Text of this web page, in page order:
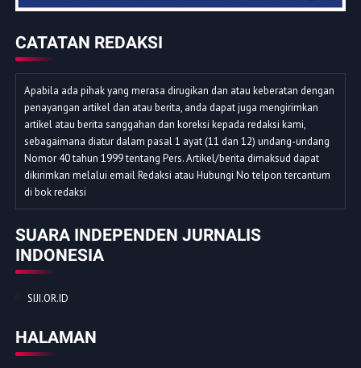
CATATAN REDAKSI
Apabila ada pihak yang merasa dirugikan dan atau keberatan dengan
penayangan artikel dan atau berita, anda dapat juga mengirimkan
artikel atau berita sanggahan dan koreksi kepada redaksi kami,
sebagaimana diatur dalam pasal 1 ayat (11 dan 12) undang-undang
Nomor 40 tahun 1999 tentang Pers. Artikel/berita dimaksud dapat
dikirimkan melalui email Redaksi atau Hubungi No telpon tercantum
di bok redaksi
SUARA INDEPENDEN JURNALIS
INDONESIA
SIJI.OR.ID
HALAMAN